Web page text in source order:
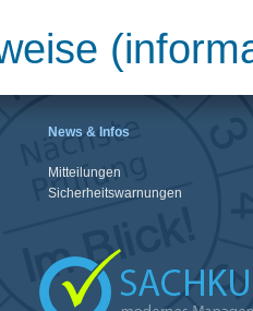
News & Infos
Mitteilungen
Sicherheitswarnungen